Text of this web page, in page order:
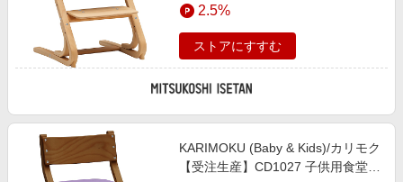
式】2.5%
ストアにすすむ
KARIMOKU (Baby & Kids)/カリモク
【受注生産】CD1027 子供用食堂椅